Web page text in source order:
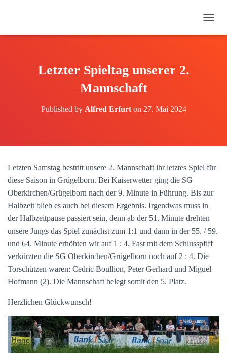
A
A
Letzter Spieltag unserer 2.
Mannschaft
Published by Alfred Erfurton 27. Mai 2024
Letzten Samstag bestritt unsere 2. Mannschaft ihr letztes Spiel für
diese Saison in Grügelborn. Bei Kaiserwetter ging die SG
Oberkirchen/Grügelborn nach der 9. Minute in Führung. Bis zur
Halbzeit blieb es auch bei diesem Ergebnis. Irgendwas muss in
der Halbzeitpause passiert sein, denn ab der 51. Minute drehten
unsere Jungs das Spiel zunächst zum 1:1 und dann in der 55. / 59.
und 64. Minute erhöhten wir auf 1 : 4. Fast mit dem Schlusspfiff
verkürzten die SG Oberkirchen/Grügelborn noch auf 2 : 4. Die
Torschützen waren: Cedric Boullion, Peter Gerhard und Miguel
Hofmann (2). Die Mannschaft belegt somit den 5. Platz.
Herzlichen Glückwunsch!